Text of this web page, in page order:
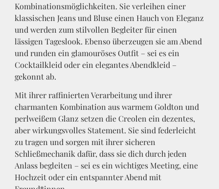
Kombinationsmöglichkeiten. Sie verleihen einer
klassischen Jeans und Bluse einen Hauch von Eleganz
und werden zum stilvollen Begleiter für einen
lässigen Tageslook. Ebenso überzeugen sie am Abend
und runden ein glamouröses Outfit – sei es ein
Cocktailkleid oder ein elegantes Abendkleid –
gekonnt ab.
Mit ihrer raffinierten Verarbeitung und ihrer
charmanten Kombination aus warmem Goldton und
perlweißem Glanz setzen die Creolen ein dezentes,
aber wirkungsvolles Statement. Sie sind federleicht
zu tragen und sorgen mit ihrer sicheren
Schließmechanik dafür, dass sie dich durch jeden
Anlass begleiten – sei es ein wichtiges Meeting, eine
Hochzeit oder ein entspannter Abend mit